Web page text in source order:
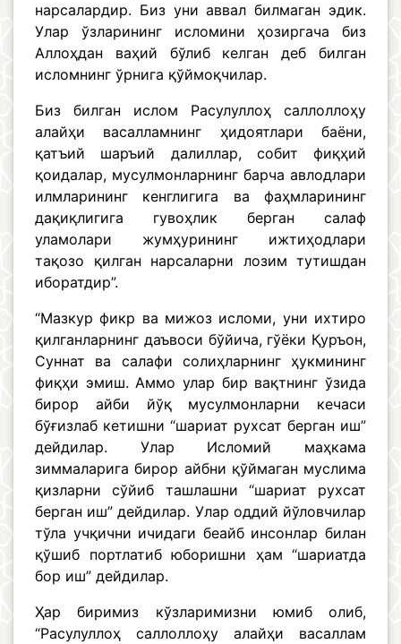
нарсалардир. Биз уни аввал билмаган эдик.
Улар ўзларининг исломини ҳозиргача биз
Аллоҳдан ваҳий бўлиб келган деб билган
исломнинг ўрнига қўймоқчилар.
Биз билган ислом Расулуллоҳ саллоллоҳу
алайҳи васалламнинг ҳидоятлари баёни,
қатъий шаръий далиллар, собит фиқҳий
қоидалар, мусулмонларнинг барча авлодлари
илмларининг кенглигига ва фаҳмларининг
дақиқлигига гувоҳлик берган салаф
уламолари жумҳурининг ижтиҳодлари
тақозо қилган нарсаларни лозим тутишдан
иборатдир”.
“Мазкур фикр ва мижоз исломи, уни ихтиро
қилганларнинг даъвоси бўйича, гўёки Қуръон,
Суннат ва салафи солиҳларнинг ҳукмининг
фиқҳи эмиш. Аммо улар бир вақтнинг ўзида
бирор айби йўқ мусулмонларни кечаси
бўғизлаб кетишни “шариат рухсат берган иш”
дейдилар. Улар Исломий маҳкама
зиммаларига бирор айбни қўймаган муслима
қизларни сўйиб ташлашни “шариат рухсат
берган иш” дейдилар. Улар оддий йўловчилар
тўла учқични ичидаги беайб инсонлар билан
қўшиб портлатиб юборишни ҳам “шариатда
бор иш” дейдилар.
Ҳар биримиз кўзларимизни юмиб олиб,
“Расулуллоҳ саллоллоҳу алайҳи васаллам